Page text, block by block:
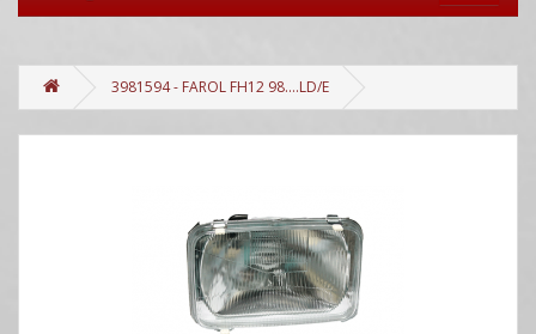
3981594 - FAROL FH12 98....LD/E